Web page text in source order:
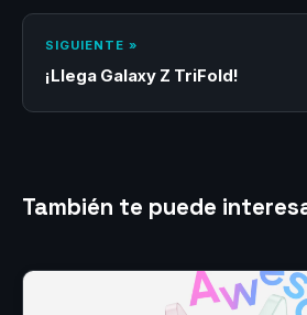
SIGUIENTE »
¡Llega Galaxy Z TriFold!
También te puede